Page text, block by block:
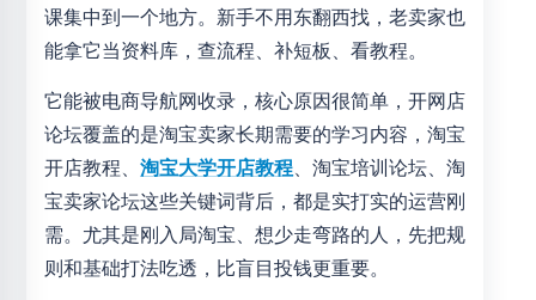
课集中到一个地方。新手不用东翻西找，老卖家也
能拿它当资料库，查流程、补短板、看教程。
它能被电商导航网收录，核心原因很简单，开网店
论坛覆盖的是淘宝卖家长期需要的学习内容，淘宝
开店教程、 淘宝大学开店教程 、淘宝培训论坛、淘
宝卖家论坛这些关键词背后，都是实打实的运营刚
需。尤其是刚入局淘宝、想少走弯路的人，先把规
则和基础打法吃透，比盲目投钱更重要。